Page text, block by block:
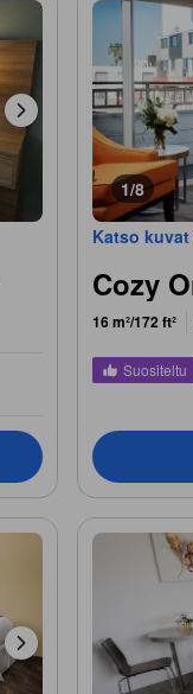
1/8
Katso
Cozy
16 m²/172 ft²
Suositeltu